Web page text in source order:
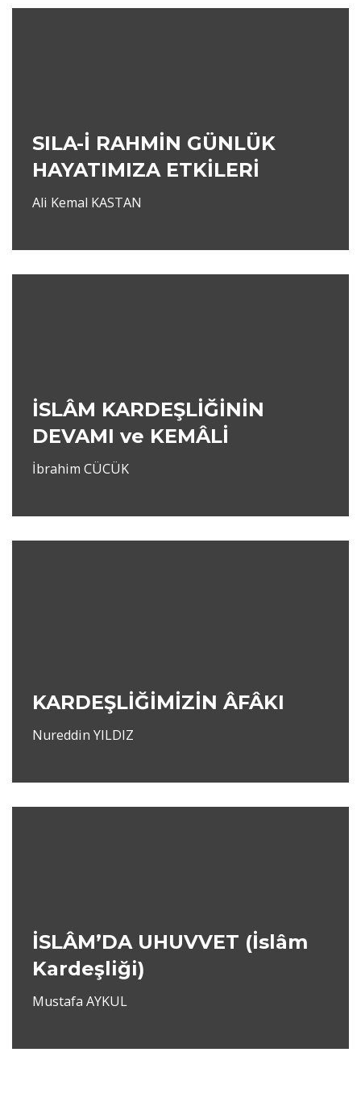
SILA-İ RAHMİN GÜNLÜK
HAYATIMIZA ETKİLERİ
Ali Kemal KASTAN
İSLÂM KARDEŞLİĞİNİN
DEVAMI ve KEMÂLİ
İbrahim CÜCÜK
KARDEŞLİĞİMİZİN ÂFÂKI
Nureddin YILDIZ
İSLÂM’DA UHUVVET (İslâm
Kardeşliği)
Mustafa AYKUL